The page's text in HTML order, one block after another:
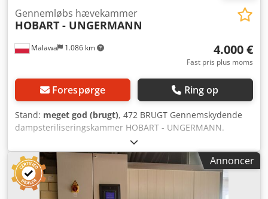
Malawa 1.086 km
Gennemløbs hævekammer
HOBART - UNGERMANN
4.000 €
Fast pris plus moms
Forespørge Ring op
Stand: meget god (brugt), 472 BRUGT Gennemskydende
dampsteriliseringskammer HOBART - UNGERMANN.
YDERMÅL (i cm): - bredde 192 - længde 805 Dcodpjzrn S
Asfx Acpok INDRE MÅL (i cm): - bredde 157 - længde 734 -
højde 200 Tilgængelige, mod betaling, muligheder:
transport af enheden. Den angivne pris er en nettopris. Vi
taler engelsk, tysk, fransk, russisk og ukrainsk.
Annoncer